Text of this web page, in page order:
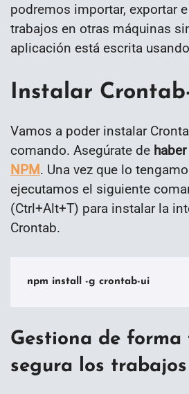
podremos importar, exportar
trabajos en otras máquinas
aplicación está escrita
Instalar
Vamos a poder instalar
comando. Asegúrate de
NPM. Una vez que lo
ejecutamos el siguiente
(Ctrl+Alt+T) para instalar la
Crontab.
npm install -g crontab-ui
Gestiona de forma
segura los